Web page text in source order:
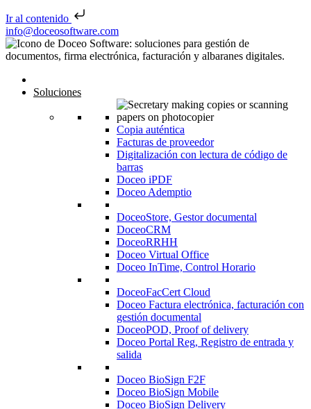
Ir al contenido
Saltar al contenido
info@doceosoftware.com
Navegación de entradas
Soluciones
Copia auténtica
Facturas de proveedor
Digitalización con lectura de código de
barras
Doceo iPDF
Doceo Ademptio
DoceoStore, Gestor documental
DoceoCRM
DoceoRRHH
Doceo Virtual Office
Doceo InTime, Control Horario
DoceoFacCert Cloud
Doceo Factura electrónica, facturación con
gestión documental
DoceoPOD, Proof of delivery
Doceo Portal Reg, Registro de entrada y
salida
Doceo BioSign F2F
Doceo BioSign Mobile
Doceo BioSign Delivery